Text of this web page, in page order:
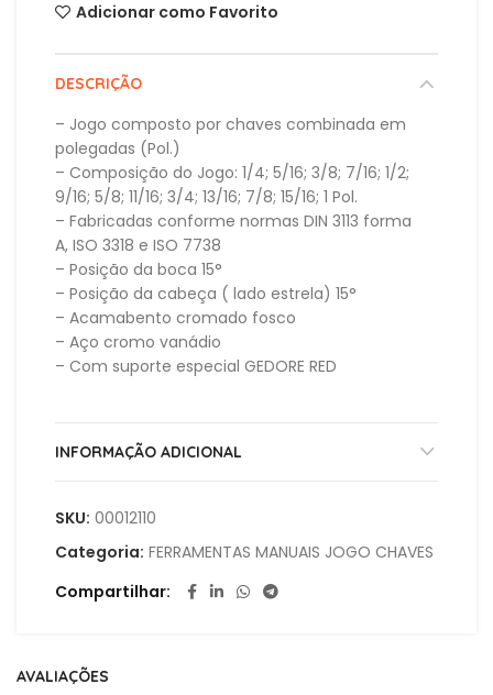
Adicionar como Favorito
DESCRIÇÃO
– Jogo composto por chaves combinada em
polegadas (Pol.)
– Composição do Jogo: 1/4; 5/16; 3/8; 7/16; 1/2;
9/16; 5/8; 11/16; 3/4; 13/16; 7/8; 15/16; 1 Pol.
– Fabricadas conforme normas DIN 3113 forma
A, ISO 3318 e ISO 7738
– Posição da boca 15°
– Posição da cabeça ( lado estrela) 15°
– Acamabento cromado fosco
– Aço cromo vanádio
– Com suporte especial GEDORE RED
INFORMAÇÃO ADICIONAL
SKU: 00012110
Categoria: FERRAMENTAS MANUAIS JOGO CHAVES
Compartilhar
AVALIAÇÕES